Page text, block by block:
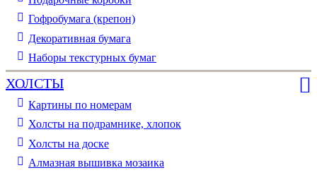
Гофробумага (крепон)
Декоративная бумага
Наборы текстурных бумаг
ХОЛСТЫ
Картины по номерам
Холсты на подрамнике, хлопок
Холсты на доске
Алмазная вышивка мозаика